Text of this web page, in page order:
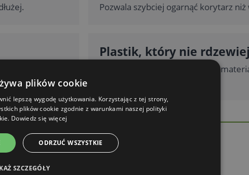
Pozwala szybciej ogarnąć korytarz
Plastik, który nie
Amoniak ani wilgoć nie niszczą
SZCZEGÓŁOWY OPIS
Ukryj
plików cookie
lepszą wygodę użytkowania. Korzystając z tej strony,
plików cookie zgodnie z warunkami naszej polityki
Dowiedz się więcej
ODRZUĆ WSZYSTKIE
SZCZEGÓŁY